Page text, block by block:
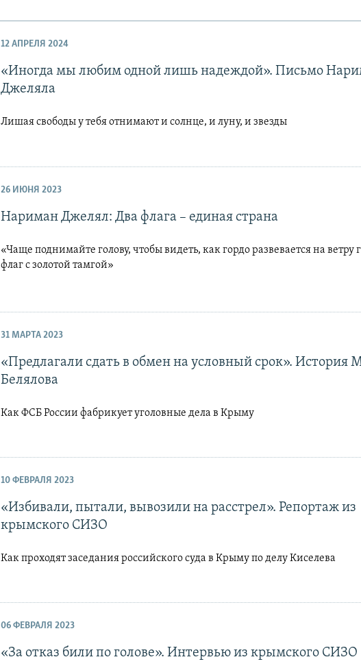
12 АПРЕЛЯ 2024
«Иногда мы любим одной лишь надеждой». Письмо
Джеляла
Лишая свободы у тебя отнимают и солнце, и луну, и звезды
26 ИЮНЯ 2023
Нариман Джелял: Два флага – единая страна
«Чаще поднимайте голову, чтобы видеть, как гордо развевается на ветру
флаг с золотой тамгой»
31 МАРТА 2023
«Предлагали сдать в обмен на условный срок». История
Белялова
Как ФСБ России фабрикует уголовные дела в Крыму
10 ФЕВРАЛЯ 2023
«Избивали, пытали, вывозили на расстрел». Репортаж из
крымского СИЗО
Как проходят заседания российского суда в Крыму по делу Киселева
06 ФЕВРАЛЯ 2023
«За отказ били по голове». Интервью из крымского СИЗО